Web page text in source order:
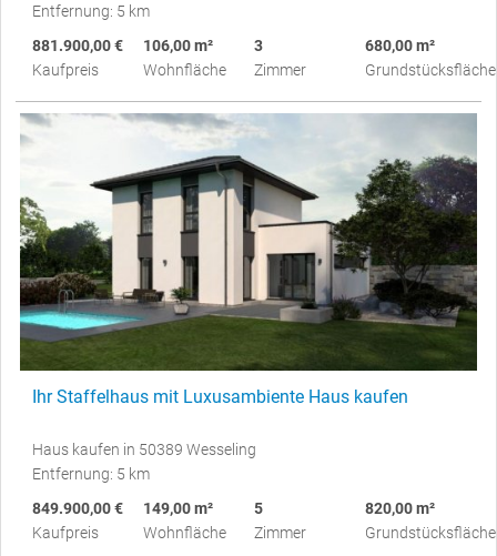
Entfernung: 5 km
881.900,00 €
Kaufpreis
106,00 m²
Wohnfläche
3
Zimmer
680,00 m²
Grundstücksfläche
Ihr Staffelhaus mit Luxusambiente Haus kaufen
Haus kaufen in 50389 Wesseling
Entfernung: 5 km
849.900,00 €
Kaufpreis
149,00 m²
Wohnfläche
5
Zimmer
820,00 m²
Grundstücksfläche